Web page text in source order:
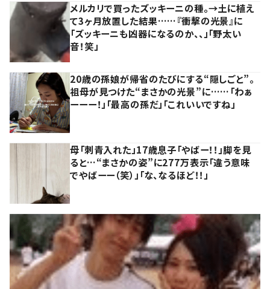
メルカリで買ったズッキーニの種。→土に植え
て3ヶ月放置した結果……『衝撃の光景』に
「ズッキーニも凶器になるのか、、」「野太い
音！笑」
20歳の孫娘が帰省のたびにする“隠しごと”。
祖母が見つけた“まさかの光景”に……「わぁ
ーーー！」「最高の孫だ」「これいいですね」
母「刺青入れた」17歳息子「やばー！！」脚を見
ると…“まさかの姿”に277万表示「違う意味
でやばーー（笑）」「な、なるほど！！」